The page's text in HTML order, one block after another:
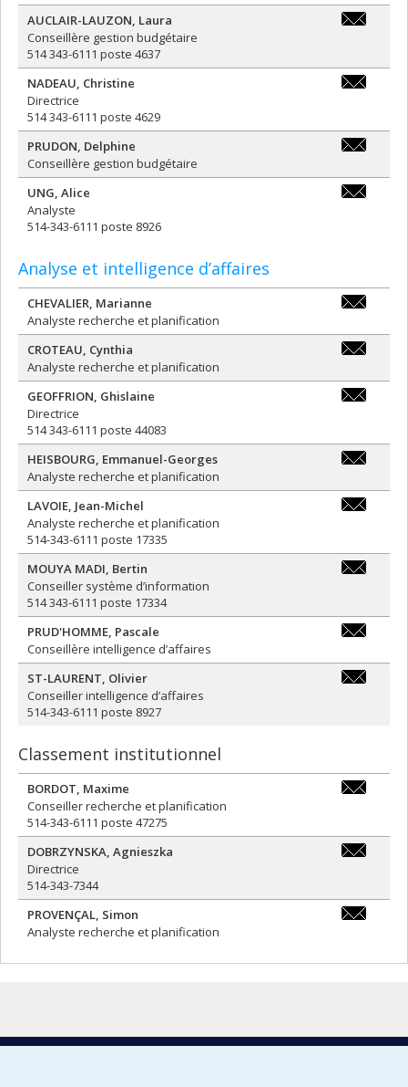
AUCLAIR-LAUZON, Laura
Conseillère gestion budgétaire
514 343-6111 poste 4637
NADEAU, Christine
Directrice
514 343-6111 poste 4629
PRUDON, Delphine
Conseillère gestion budgétaire
UNG, Alice
Analyste
514-343-6111 poste 8926
Analyse et intelligence d’affaires
CHEVALIER, Marianne
Analyste recherche et planification
CROTEAU, Cynthia
Analyste recherche et planification
GEOFFRION, Ghislaine
Directrice
514 343-6111 poste 44083
HEISBOURG, Emmanuel-Georges
Analyste recherche et planification
LAVOIE, Jean-Michel
Analyste recherche et planification
514-343-6111 poste 17335
MOUYA MADI, Bertin
Conseiller système d’information
514 343-6111 poste 17334
PRUD'HOMME, Pascale
Conseillère intelligence d’affaires
ST-LAURENT, Olivier
Conseiller intelligence d’affaires
514-343-6111 poste 8927
Classement institutionnel
BORDOT, Maxime
Conseiller recherche et planification
514-343-6111 poste 47275
DOBRZYNSKA, Agnieszka
Directrice
514-343-7344
PROVENÇAL, Simon
Analyste recherche et planification
« Que pensent nos étudiants de leur